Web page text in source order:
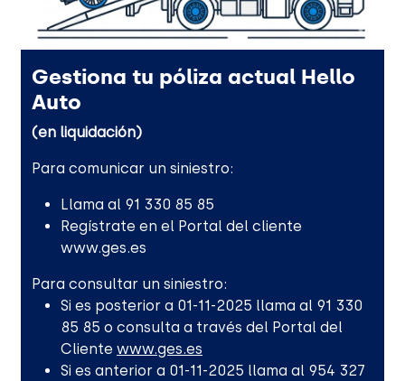
Gestiona tu póliza actual Hello
Auto
(en liquidación)
Para comunicar un siniestro:
Llama al 91 330 85 85
Regístrate en el Portal del cliente
www.ges.es
Para consultar un siniestro:
Si es posterior a 01-11-2025 llama al 91 330
85 85 o consulta a través del Portal del
Cliente www.ges.es
Si es anterior a 01-11-2025 llama al 954 327